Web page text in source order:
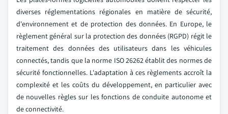
diverses réglementations régionales en matière de sécurité,
d'environnement et de protection des données. En Europe, le
règlement général sur la protection des données (RGPD) régit le
traitement des données des utilisateurs dans les véhicules
connectés, tandis que la norme ISO 26262 établit des normes de
sécurité fonctionnelles. L'adaptation à ces règlements accroît la
complexité et les coûts du développement, en particulier avec
de nouvelles règles sur les fonctions de conduite autonome et
de connectivité.